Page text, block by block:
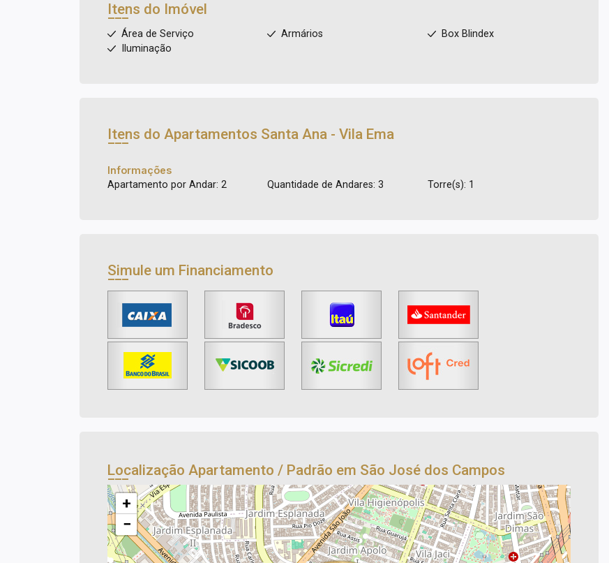
Itens do Imóvel
Área de Serviço Armários
Box Blindex
Iluminação
Itens do Apartamentos Santa Ana - Vila Ema
Informações
Apartamento por Andar: 2
Quantidade de Andares: 3 Torre(s): 1
Simule um Financiamento
Localização Apartamento / Padrão em São José dos Campos
+
−